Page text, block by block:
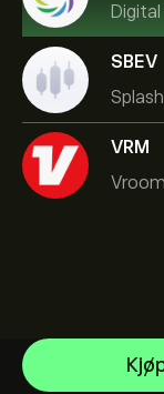
SBEV
VRM
NVIDIA
Amazon.com Inc